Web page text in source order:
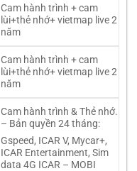
Cam hành trình + cam
lùi+thẻ nhớ+ vietmap live 2
năm
Cam hành trình + cam
lùi+thẻ nhớ+ vietmap live 2
năm
Cam hành trình & Thẻ nhớ.
– Bản quyền 24 tháng:
Gspeed, ICAR V, Mycar+,
ICAR Entertainment, Sim
data 4G ICAR – MOBI